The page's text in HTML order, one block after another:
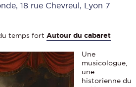
18 rue Chevreul, Lyon 7
temps fort Autour du cabaret
Une
musicologue,
une
historienne du